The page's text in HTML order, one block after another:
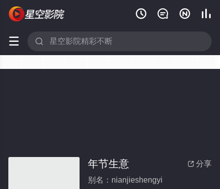
   
 
 分享
年节生意
别名：nianjieshengyi